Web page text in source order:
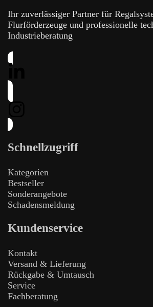
Ihr zuverlässiger Partner für
Flurförderzeuge und professionelle
Industrieberatung
Schnellzugriff
Kategorien
Bestseller
Sonderangebote
Schadensmeldung
Kundenservice
Kontakt
Versand & Lieferung
Rückgabe & Umtausch
Service
Fachberatung